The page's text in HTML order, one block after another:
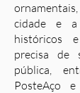
cidade e
históricos
precisa de
pública,
PosteAço